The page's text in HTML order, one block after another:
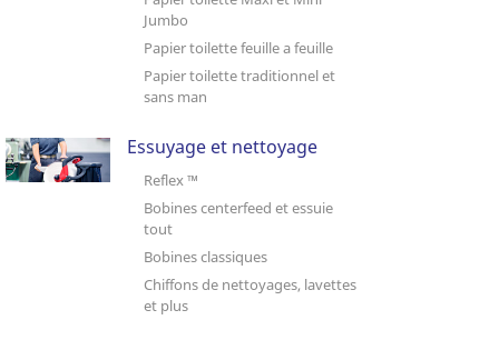
Jumbo
Papier toilette feuille a feuille
Papier toilette traditionnel et
sans man
Essuyage et nettoyage
Reflex ™
Bobines centerfeed et essuie
tout
Bobines classiques
Chiffons de nettoyages, lavettes
et plus